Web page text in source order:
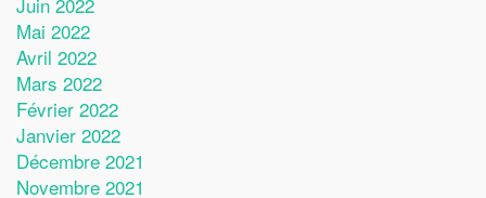
Mai 2022
Avril 2022
Mars 2022
Février 2022
Janvier 2022
Décembre 2021
Novembre 2021